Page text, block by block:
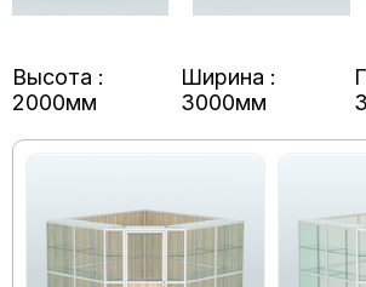
Высота :
2000мм
Ширина :
3000мм